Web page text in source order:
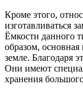
Кроме этого,
изготавливаться
Ёмкости данного
образом, основная
земле. Благодаря
Они имеют
хранения